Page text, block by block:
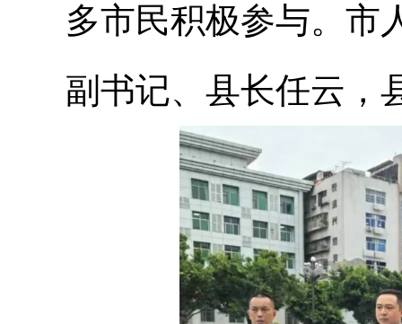
多市民积极参与。市
副书记、县长任云，